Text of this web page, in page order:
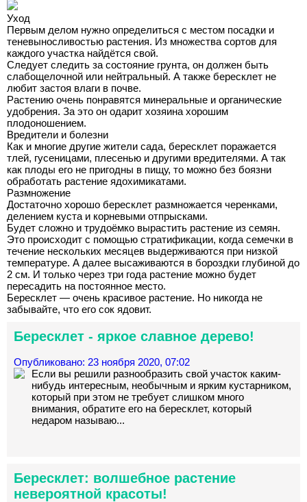
Уход
Первым делом нужно определиться с местом посадки и
теневыносливостью растения. Из множества сортов для
каждого участка найдётся свой.
Следует следить за состояние грунта, он должен быть
слабощелочной или нейтральный. А также бересклет не
любит застоя влаги в почве.
Растению очень понравятся минеральные и органические
удобрения. За это он одарит хозяина хорошим
плодоношением.
Вредители и болезни
Как и многие другие жители сада, бересклет поражается
тлей, гусеницами, плесенью и другими вредителями. А так
как плоды его не пригодны в пищу, то можно без боязни
обработать растение ядохимикатами.
Размножение
Достаточно хорошо бересклет размножается черенками,
делением куста и корневыми отпрысками.
Будет сложно и трудоёмко вырастить растение из семян.
Это происходит с помощью стратификации, когда семечки в
течение нескольких месяцев выдерживаются при низкой
температуре. А далее высаживаются в бороздки глубиной до
2 см. И только через три года растение можно будет
пересадить на постоянное место.
Бересклет — очень красивое растение. Но никогда не
забывайте, что его сок ядовит.
Бересклет - яркое славное дерево!
Опубликовано: 23 ноября 2020, 07:02
Если вы решили разнообразить свой участок каким-
нибудь интересным, необычным и ярким кустарником,
который при этом не требует слишком много
внимания, обратите его на бересклет, который
недаром называю...
Бересклет: волшебное растение
невероятной красоты!